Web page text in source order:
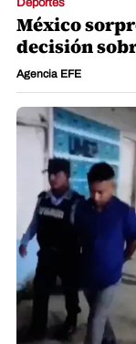
Deportes
México
decisión
Agencia EFE